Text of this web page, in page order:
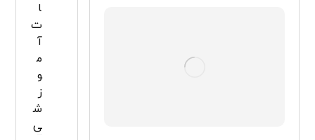
ا
ت
آ
م
و
ز
ش
ی